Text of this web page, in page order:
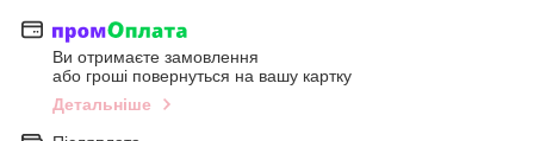
Ви отримаєте замовлення
або гроші повернуться на вашу картку
Детальніше